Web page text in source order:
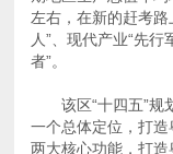
者”。